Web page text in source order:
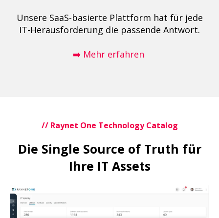
Unsere SaaS-basierte Plattform hat für jede
IT-Herausforderung die passende Antwort.
➡️ Mehr erfahren
// Raynet One Technology Catalog
Die Single Source of Truth für
Ihre IT Assets